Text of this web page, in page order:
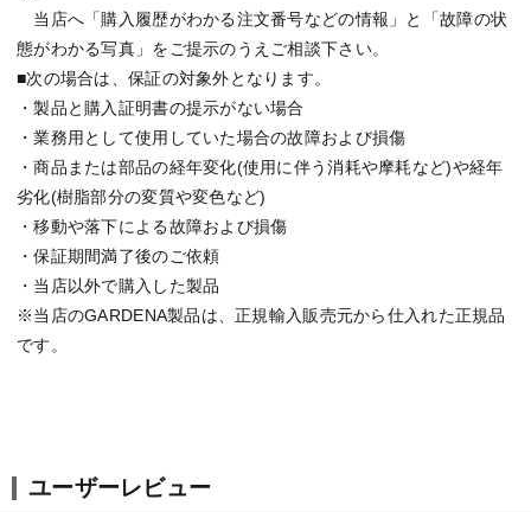
当店へ「購入履歴がわかる注文番号などの情報」と「故障の状
態がわかる写真」をご提示のうえご相談下さい。
■次の場合は、保証の対象外となります。
・製品と購入証明書の提示がない場合
・業務用として使用していた場合の故障および損傷
・商品または部品の経年変化(使用に伴う消耗や摩耗など)や経年
劣化(樹脂部分の変質や変色など)
・移動や落下による故障および損傷
・保証期間満了後のご依頼
・当店以外で購入した製品
※当店のGARDENA製品は、正規輸入販売元から仕入れた正規品
です。
ユーザーレビュー